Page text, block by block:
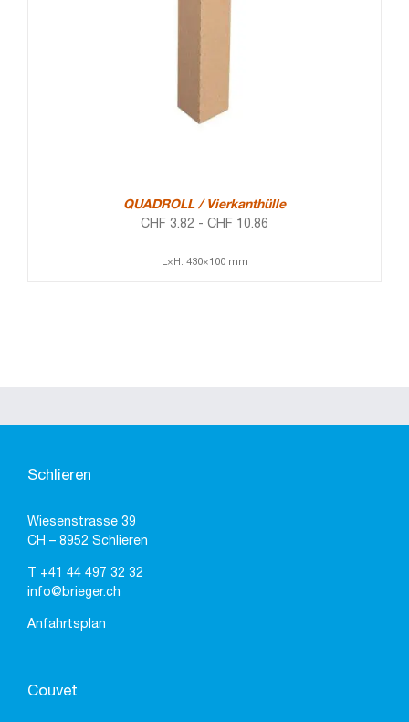
QUADROLL / Vierkanthülle
CHF 3.82 - CHF 10.86
L×H: 430×100 mm
Schlieren
Wiesenstrasse 39
CH – 8952 Schlieren
+41 44 497 32 32
info@brieger.ch
Anfahrtsplan
Couvet